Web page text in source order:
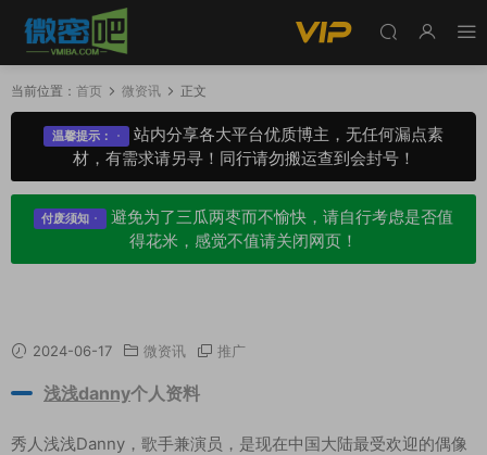
当前位置： 首页 微资讯 正文
温馨提示：
站内分享各大平台优质博主，无任何漏点素
材，有需求请另寻！同行请勿搬运查到会封号！
付废须知
避免为了三瓜两枣而不愉快，请自行考虑是否值
得花米，感觉不值请关闭网页！
2024-06-17 微资讯 推广
浅浅danny个人资料
秀人浅浅Danny，歌手兼演员，是现在中国大陆最受欢迎的偶像